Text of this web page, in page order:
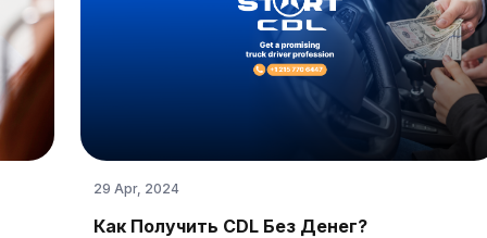
29 Apr, 2024
Как Получить CDL Без Денег?